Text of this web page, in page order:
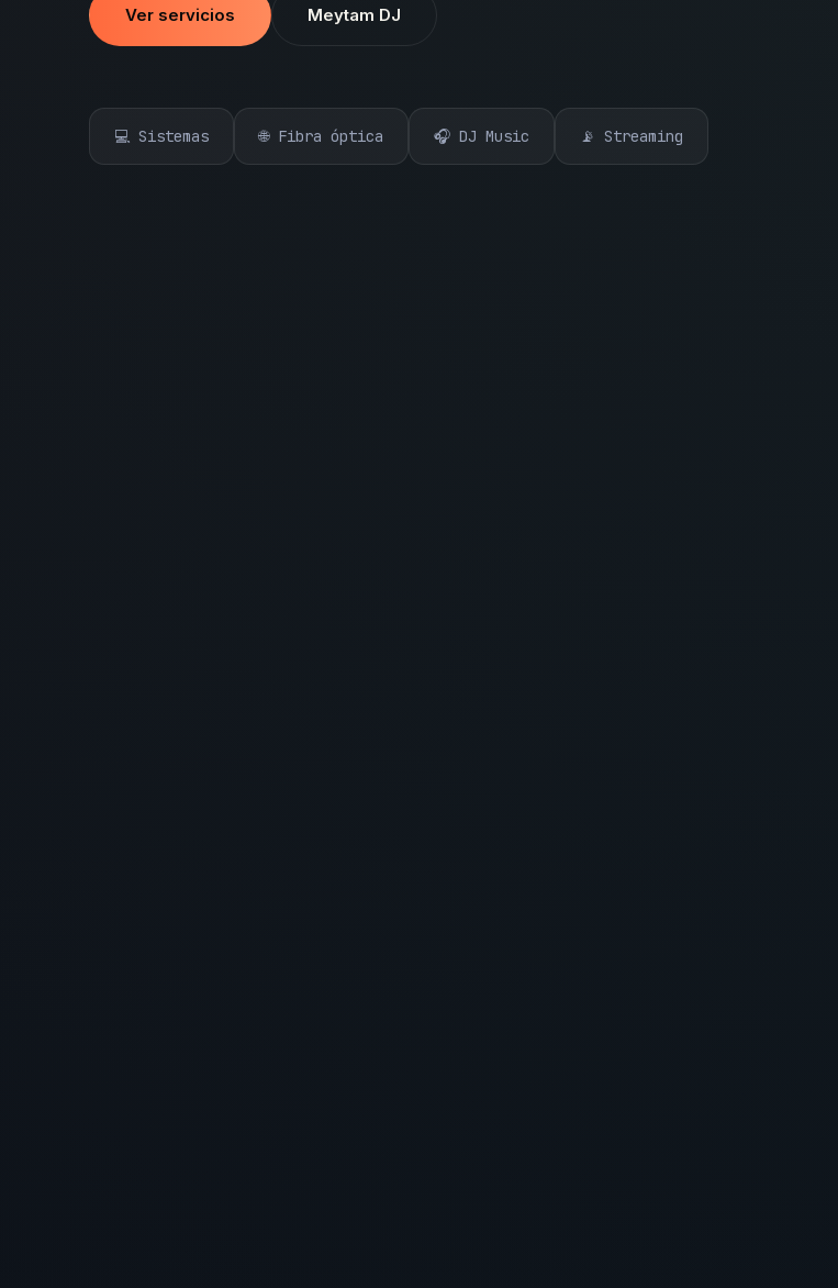
Ver servicios Meytam DJ
💻 Sistemas 🌐 Fibra óptica 🎧 DJ Music 📡 Streaming